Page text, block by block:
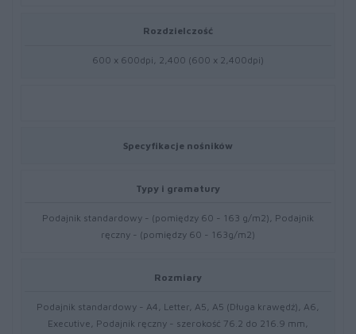
Rozdzielczość
600 x 600dpi, 2,400 (600 x 2,400dpi)
Specyfikacje nośników
Typy i gramatury
Podajnik standardowy - (pomiędzy 60 - 163 g/m2), Podajnik
ręczny - (pomiędzy 60 - 163g/m2)
Rozmiary
Podajnik standardowy - A4, Letter, A5, A5 (Długa krawędź), A6,
Executive, Podajnik ręczny - szerokość 76.2 do 216.9 mm,